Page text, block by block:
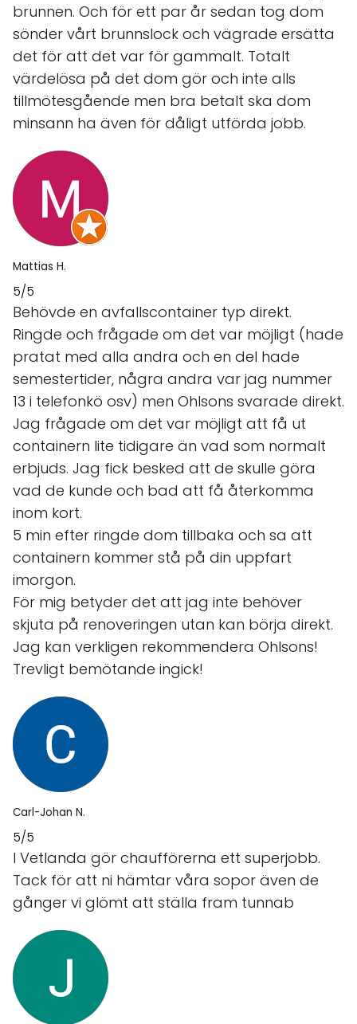
brunnen. Och för ett par år sedan tog dom
sönder vårt brunnslock och vägrade ersätta
det för att det var för gammalt. Totalt
värdelösa på det dom gör och inte alls
tillmötesgående men bra betalt ska dom
minsann ha även för dåligt utförda jobb.
Mattias H.
5/5
Behövde en avfallscontainer typ direkt.
Ringde och frågade om det var möjligt (hade
pratat med alla andra och en del hade
semestertider, några andra var jag nummer
13 i telefonkö osv) men Ohlsons svarade direkt.
Jag frågade om det var möjligt att få ut
containern lite tidigare än vad som normalt
erbjuds. Jag fick besked att de skulle göra
vad de kunde och bad att få återkomma
inom kort.
5 min efter ringde dom tillbaka och sa att
containern kommer stå på din uppfart
imorgon.
För mig betyder det att jag inte behöver
skjuta på renoveringen utan kan börja direkt.
Jag kan verkligen rekommendera Ohlsons!
Trevligt bemötande ingick!
Carl-Johan N.
5/5
I Vetlanda gör chaufförerna ett superjobb.
Tack för att ni hämtar våra sopor även de
gånger vi glömt att ställa fram tunnab